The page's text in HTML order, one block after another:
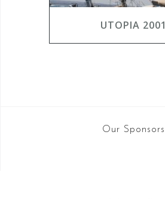
UTOPIA 2001
Our Sponsors